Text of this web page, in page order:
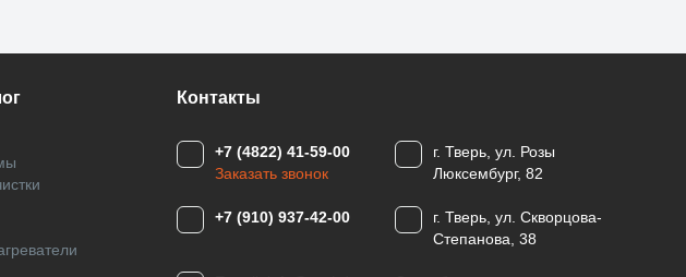
Контакты
+7 (4822) 41-59-00
Заказать звонок
г. Тверь, ул. Розы
Люксембург, 82
+7 (910) 937-42-00
г. Тверь, ул. Скворцова-
Степанова, 38